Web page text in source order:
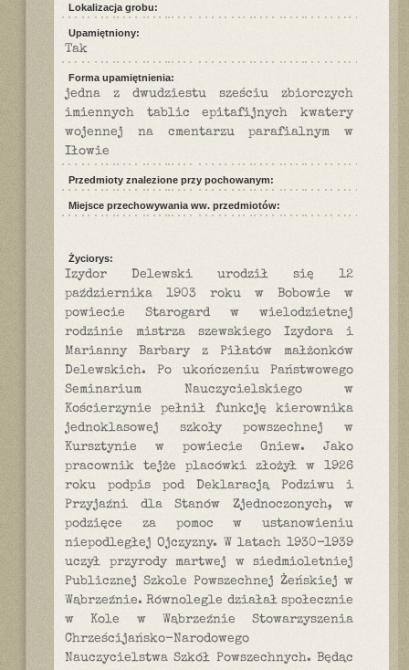
Lokalizacja grobu:
Upamiętniony:
Tak
Forma upamiętnienia:
jedna z dwudziestu sześciu zbiorczych
imiennych tablic epitafijnych kwatery
wojennej na cmentarzu parafialnym w
Iłowie
Przedmioty znalezione przy pochowanym:
Miejsce przechowywania ww. przedmiotów:
Życiorys:
Izydor Delewski urodził się 12
października 1903 roku w Bobowie w
powiecie Starogard w wielodzietnej
rodzinie mistrza szewskiego Izydora i
Marianny Barbary z Piłatów małżonków
Delewskich. Po ukończeniu Państwowego
Seminarium Nauczycielskiego w
Kościerzynie pełnił funkcję kierownika
jednoklasowej szkoły powszechnej w
Kursztynie w powiecie Gniew. Jako
pracownik tejże placówki złożył w 1926
roku podpis pod Deklaracją Podziwu i
Przyjaźni dla Stanów Zjednoczonych, w
podzięce za pomoc w ustanowieniu
niepodległej Ojczyzny. W latach 1930-1939
uczył przyrody martwej w siedmioletniej
Publicznej Szkole Powszechnej Żeńskiej w
Wąbrzeźnie. Równolegle działał społecznie
w Kole w Wąbrzeźnie Stowarzyszenia
Chrześcijańsko-Narodowego
Nauczycielstwa Szkół Powszechnych. Będąc